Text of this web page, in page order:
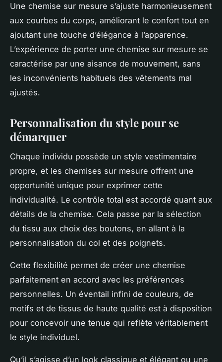
Une chemise sur mesure s’ajuste harmonieusement
aux courbes du corps, améliorant le confort tout en
ajoutant une touche d’élégance à l’apparence.
L’expérience de porter une chemise sur mesure se
caractérise par une aisance de mouvement, sans
les inconvénients habituels des vêtements mal
ajustés.
Personnalisation du style pour se
démarquer
Chaque individu possède un style vestimentaire
propre, et les chemises sur mesure offrent une
opportunité unique pour exprimer cette
individualité. Le contrôle total est accordé quant aux
détails de la chemise. Cela passe par la sélection
du tissu aux choix des boutons, en allant à la
personnalisation du col et des poignets.
Cette flexibilité permet de créer une chemise
parfaitement en accord avec les préférences
personnelles. Un éventail infini de couleurs, de
motifs et de tissus de haute qualité est à disposition
pour concevoir une tenue qui reflète véritablement
le style individuel.
Qu’il s’agisse d’un look classique et élégant ou une